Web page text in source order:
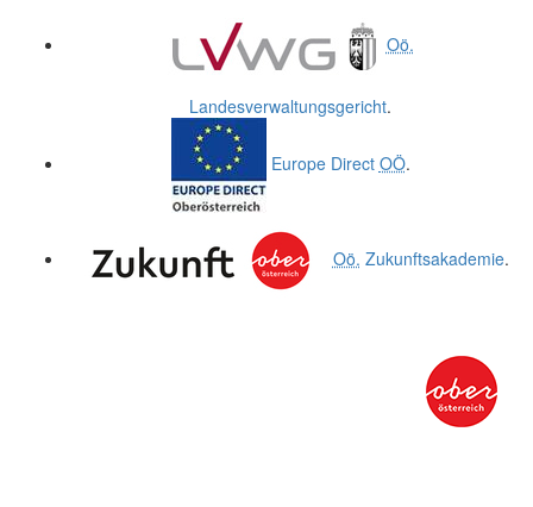
Oö.
Landesverwaltungsgericht.
Europe Direct OÖ.
Oö. Zukunftsakademie.